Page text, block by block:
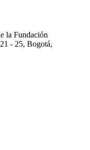
la Fundación
- 25, Bogotá,